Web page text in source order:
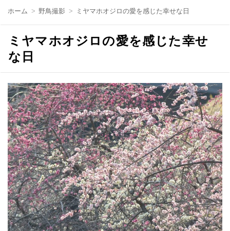
ン
ホーム 野鳥撮影 ミヤマホオジロの愛を感じた幸せな日
ミヤマホオジロの愛を感じた幸せ
な日